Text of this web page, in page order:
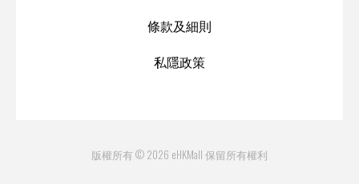
條款及細則
私隱政策
版權所有 © 2026 eHKMall 保留所有權利